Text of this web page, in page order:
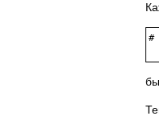
#